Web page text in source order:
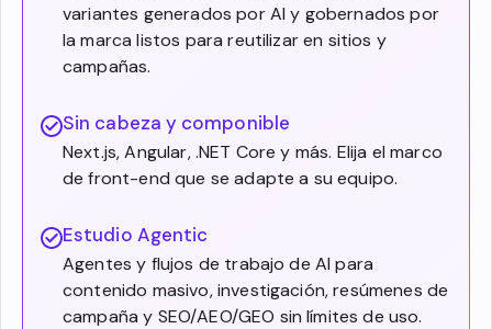
variantes generados por AI y gobernados por
la marca listos para reutilizar en sitios y
campañas.
Sin cabeza y componible
Next.js, Angular, .NET Core y más. Elija el marco
de front-end que se adapte a su equipo.
Estudio Agentic
Agentes y flujos de trabajo de AI para
contenido masivo, investigación, resúmenes de
campaña y SEO/AEO/GEO sin límites de uso.